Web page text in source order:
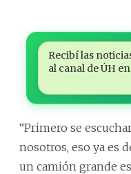
Recibí las
al canal de ÚH
“Primero se
nosotros, eso ya es
un camión grande